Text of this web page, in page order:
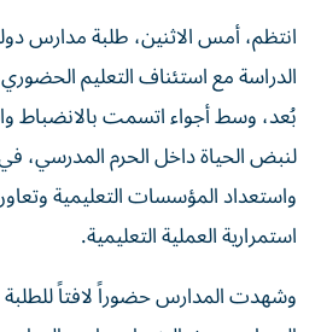
انتظم، أمس الاثنين، طلبة مدارس
الدراسة مع استئناف التعليم
بُعد، وسط أجواء اتسمت بالانضباط
لنبض الحياة داخل الحرم
واستعداد المؤسسات التعليمية
استمرارية العملية التعليمية.
وشهدت المدارس حضوراً لافتاً